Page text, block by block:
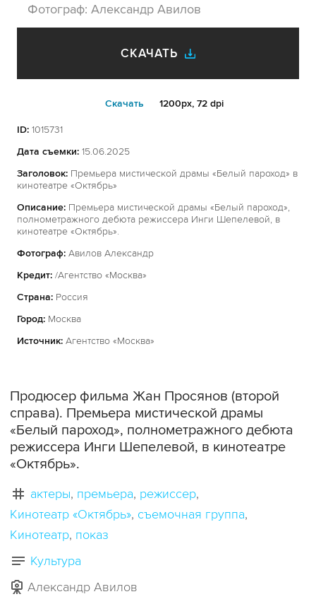
Фотограф: Александр Авилов
СКАЧАТЬ
Cкачать 1200px, 72 dpi
ID: 1015731
Дата съемки: 15.06.2025
Заголовок: Премьера мистической драмы «Белый пароход» в
кинотеатре «Октябрь»
Описание: Премьера мистической драмы «Белый пароход»,
полнометражного дебюта режиссера Инги Шепелевой, в
кинотеатре «Октябрь».
Фотограф: Авилов Александр
Кредит: /Агентство «Москва»
Страна: Россия
Город: Москва
Источник: Агентство «Москва»
Продюсер фильма Жан Просянов (второй
справа). Премьера мистической драмы
«Белый пароход», полнометражного дебюта
режиссера Инги Шепелевой, в кинотеатре
«Октябрь».
актеры премьера режиссер
Кинотеатр «Октябрь» съемочная группа
Кинотеатр показ
Культура
Александр Авилов